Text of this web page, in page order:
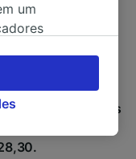
de comboio
de Cordoba para
de
há 8 comboios
e os
um
gerenciar as
se opor
clicando
serão